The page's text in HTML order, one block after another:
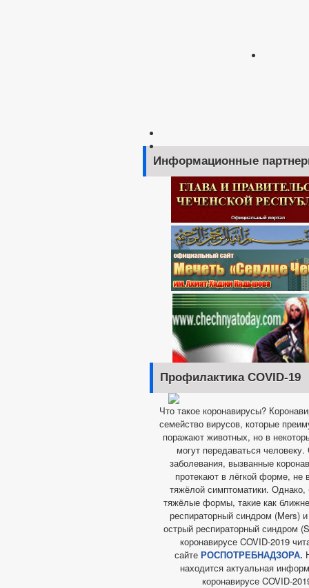
Информационные
Профилактика COVID-19
Что такое коронавирусы?
семейство вирусов, которые
поражают животных, но в
могут передаваться
заболевания, вызванные
протекают в лёгкой форме, не
тяжёлой симптоматики.
тяжёлые формы, такие как
респираторный синдром (Mers)
острый респираторный синдром
коронавирусе COVID-2019
сайте РОСПОТРЕБНАДЗОРА.
находится актуальная
коронавирусе COVID-